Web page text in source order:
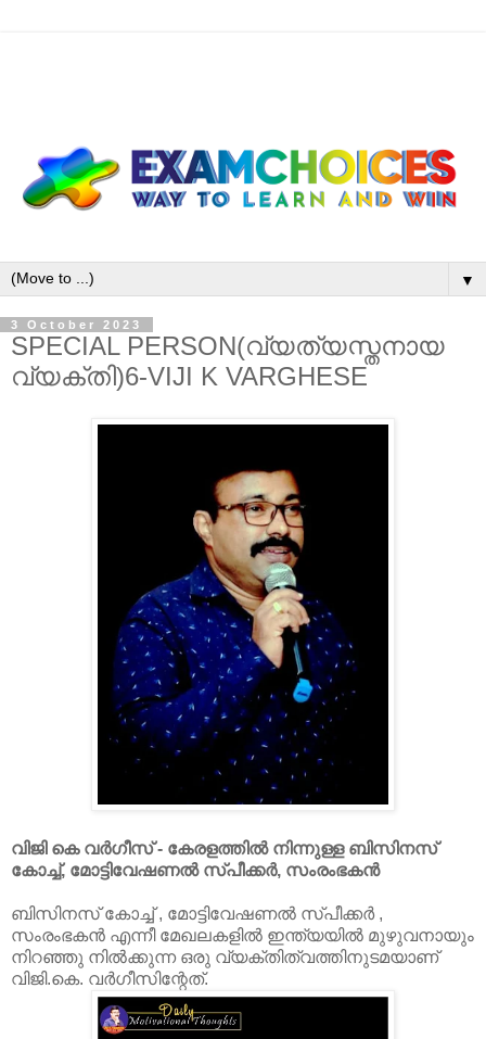
▼
3 October 2023
SPECIAL PERSON(വ്യത്യസ്തനായ
വ്യക്തി)6-VIJI K VARGHESE
വിജി കെ വർഗീസ് - കേരളത്തിൽ നിന്നുള്ള ബിസിനസ്
കോച്ച്, മോട്ടിവേഷണൽ സ്പീക്കർ, സംരംഭകൻ
ബിസിനസ് കോച്ച് , മോട്ടിവേഷണൽ സ്പീക്കർ ,
സംരംഭകൻ എന്നീ മേഖലകളിൽ ഇന്ത്യയിൽ മുഴുവനായും
നിറഞ്ഞു നിൽക്കുന്ന ഒരു വ്യക്തിത്വത്തിനുടമയാണ്
വിജി.കെ. വർഗീസിന്റേത്.